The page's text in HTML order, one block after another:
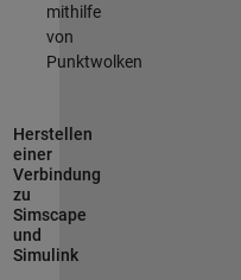
mithilfe
von
Punktwolken
Herstellen
einer
Verbindung
zu
Simscape
und
Simulink